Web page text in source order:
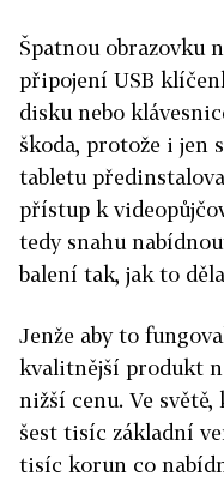
Špatnou obrazovku
připojení USB
disku nebo
škoda, protože i jen
tabletu
přístup k
tedy snahu
balení tak, jak to
Jenže aby to
kvalitnější produkt
nižší cenu. Ve světě,
šest tisíc základní
tisíc korun co